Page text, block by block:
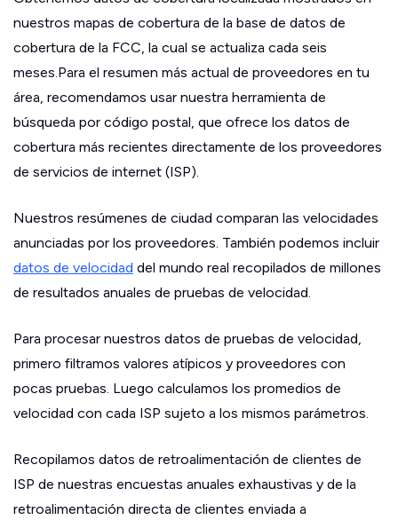
nuestros mapas de cobertura de la base de datos de
cobertura de la FCC, la cual se actualiza cada seis
meses.Para el resumen más actual de proveedores en tu
área, recomendamos usar nuestra herramienta de
búsqueda por código postal, que ofrece los datos de
cobertura más recientes directamente de los proveedores
de servicios de internet (ISP).
Nuestros resúmenes de ciudad comparan las velocidades
anunciadas por los proveedores. También podemos incluir
datos de velocidad del mundo real recopilados de millones
de resultados anuales de pruebas de velocidad.
Para procesar nuestros datos de pruebas de velocidad,
primero filtramos valores atípicos y proveedores con
pocas pruebas. Luego calculamos los promedios de
velocidad con cada ISP sujeto a los mismos parámetros.
Recopilamos datos de retroalimentación de clientes de
ISP de nuestras encuestas anuales exhaustivas y de la
retroalimentación directa de clientes enviada a